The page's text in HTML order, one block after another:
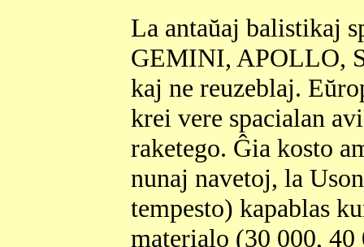
La antaŭaj balistikaj
GEMINI, APOLLO,
kaj ne reuzeblaj.
krei vere spacialan
raketego. Ĝia kosto
nunaj navetoj, la
tempesto) kapablas
materialo (30 000, 40